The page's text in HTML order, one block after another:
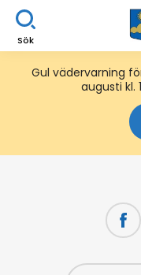
Sök
Gul vädervarning
augusti kl.